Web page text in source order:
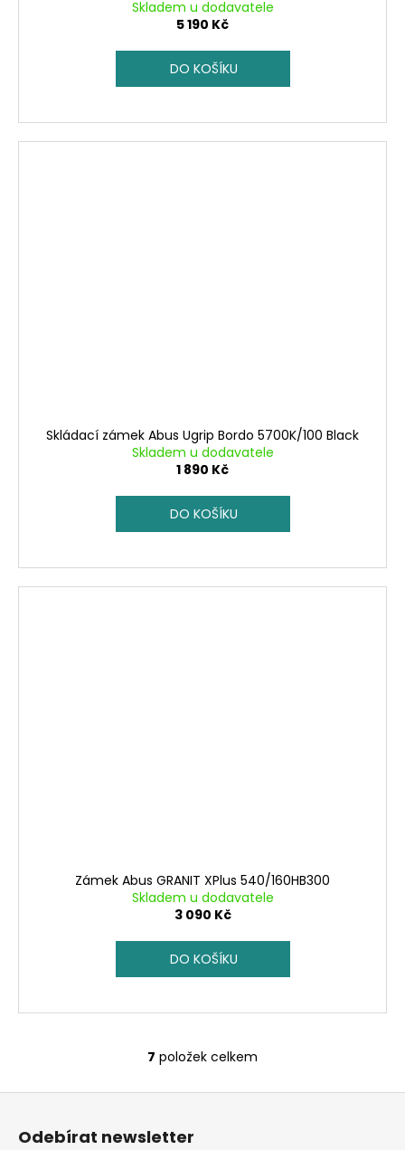
Skladem u dodavatele
5 190 Kč
DO KOŠÍKU
Skládací zámek Abus Ugrip Bordo 5700K/100 Black
Skladem u dodavatele
1 890 Kč
DO KOŠÍKU
Zámek Abus GRANIT XPlus 540/160HB300
Skladem u dodavatele
3 090 Kč
DO KOŠÍKU
O
v
7 položek celkem
Odebírat newsletter